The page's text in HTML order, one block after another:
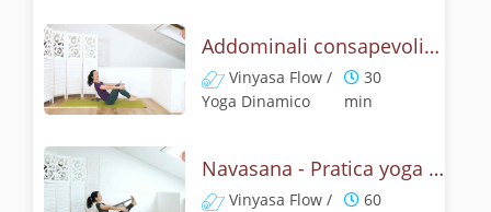
Addominali consapevoli con la posizione della barca
Vinyasa Flow /
Yoga Dinamico
30
min
Navasana - Pratica yoga con la tecnica della posizione della barca
Vinyasa Flow /
60